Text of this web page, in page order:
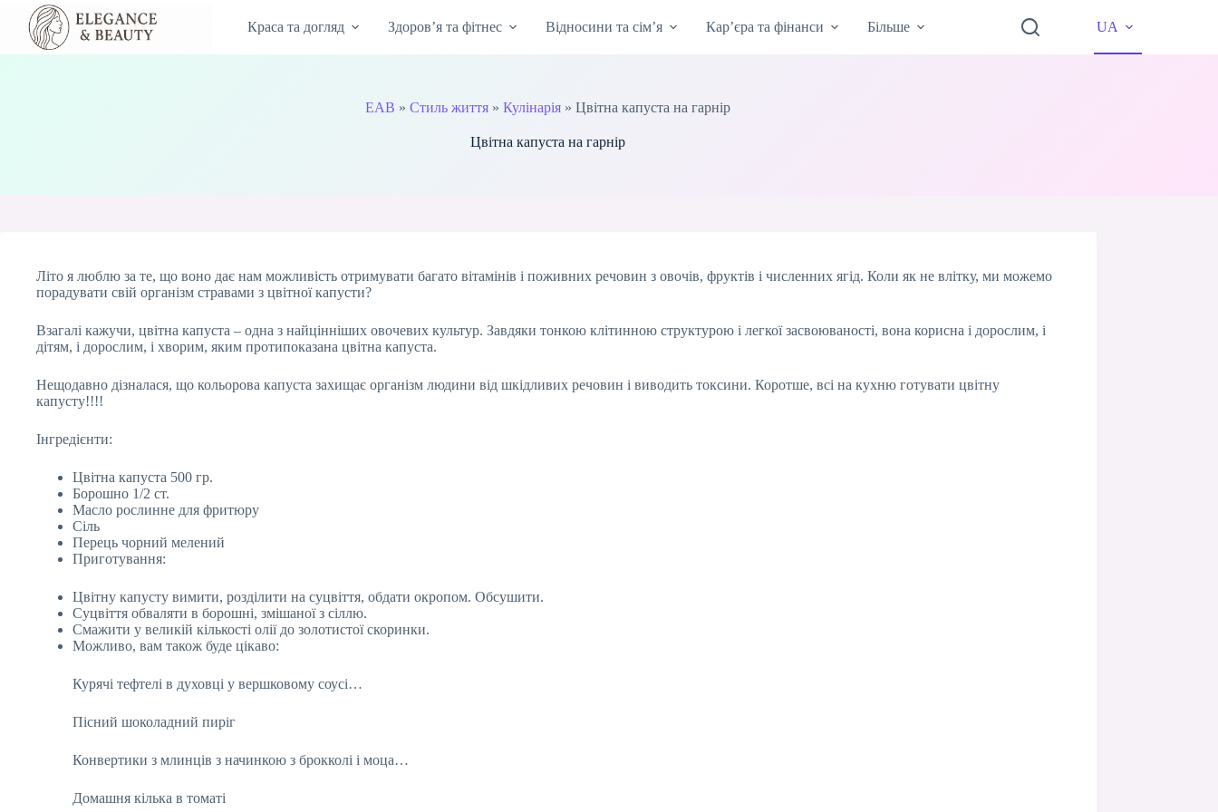
Перейти
вмісту
Краса та догляд Здоров’я та фітнес Відносини та сім’я Кар’єра та фінанси Більше UA
EAB »Стиль життя »Кулінарія »Цвітна капуста на гарнір
Цвітна капуста на гарнір
Літо я люблю за те, що воно дає нам можливість отримувати багато вітамінів і поживних речовин з овочів, фруктів і численних ягід. Коли як не влітку, ми можемо
порадувати свій організм стравами з цвітної капусти?
Взагалі кажучи, цвітна капуста – одна з найцінніших овочевих культур. Завдяки тонкою клітинною структурою і легкої засвоюваності, вона корисна і дорослим, і
дітям, і дорослим, і хворим, яким протипоказана цвітна капуста.
Нещодавно дізналася, що кольорова капуста захищає організм людини від шкідливих речовин і виводить токсини. Коротше, всі на кухню готувати цвітну
капусту!!!!
Інгредієнти:
Цвітна капуста 500 гр.
Борошно 1/2 ст.
Масло рослинне для фритюру
Сіль
Перець чорний мелений
Приготування:
Цвітну капусту вимити, розділити на суцвіття, обдати окропом. Обсушити.
Суцвіття обваляти в борошні, змішаної з сіллю.
Смажити у великій кількості олії до золотистої скоринки.
Можливо, вам також буде цікаво:
Курячі тефтелі в духовці у вершковому соусі…
Пісний шоколадний пиріг
Конвертики з млинців з начинкою з брокколі і моца…
Домашня кілька в томаті